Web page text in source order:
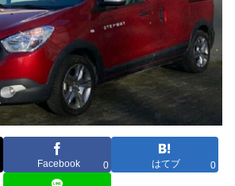
Facebook 0 はてブ 0